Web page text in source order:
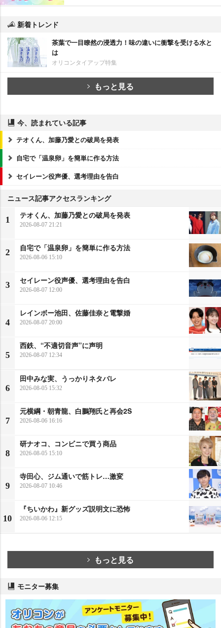
新着トレンド
茶葉で一目瞭然の浸透力！味の違いに衝撃を受ける水と
は
オリコンタイアップ特集
もっと見る
今、読まれている記事
テオくん、加藤乃愛との破局を発表
自宅で「温泉卵」を簡単に作る方法
セイレーン役声優、選考理由を告白
ニュース記事アクセスランキング
1
テオくん、加藤乃愛との破局を発表
2026-08-07 21:21
2
自宅で「温泉卵」を簡単に作る方法
2026-08-06 15:10
3
セイレーン役声優、選考理由を告白
2026-08-07 12:00
4
レインボー池田、佐藤佳奈と電撃婚
2026-08-07 20:00
5
西鉄、“不適切音声”に声明
2026-08-07 12:34
6
田中みな実、うっかりネタバレ
2026-08-05 15:32
7
元横綱・朝青龍、白鵬翔氏と再会2S
2026-08-06 16:16
8
研ナオコ、コンビニで買う商品
2026-08-05 15:10
9
寺田心、ジム通いで筋トレ…激変
2026-08-07 10:46
10
『ちいかわ』新グッズ説明文に恐怖
2026-08-06 12:15
もっと見る
モニター募集